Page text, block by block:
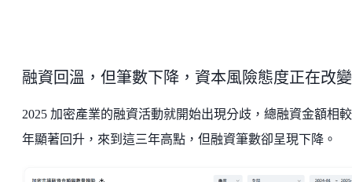
融資回溫，但筆數下降，資本風險態度正在改變
2025 加密產業的融資活動就開始出現分歧，總融資金額相
年顯著回升，來到這三年高點，但融資筆數卻呈現下降。